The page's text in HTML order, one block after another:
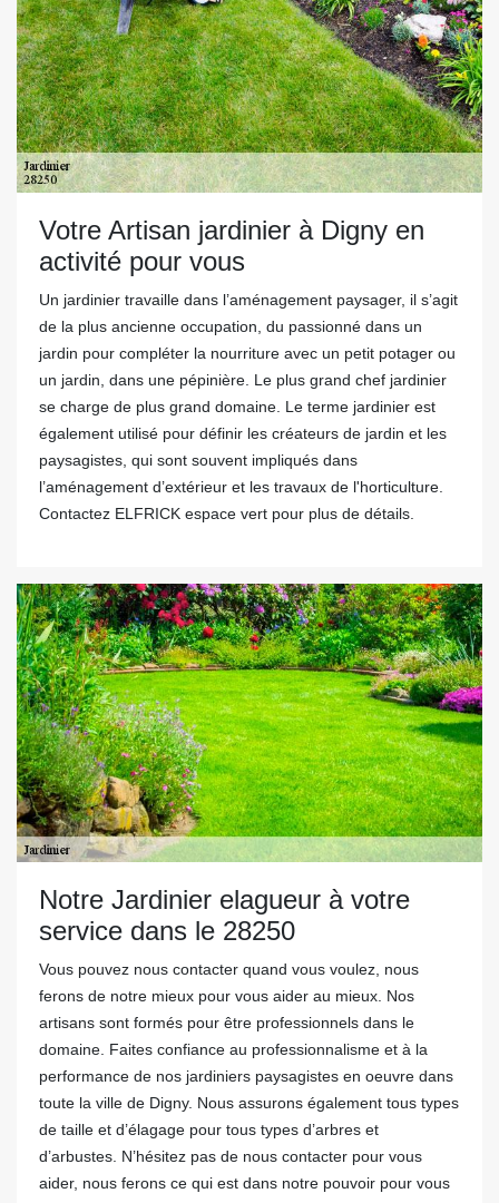
Votre Artisan jardinier à Digny en
activité pour vous
Un jardinier travaille dans l’aménagement paysager, il s’agit
de la plus ancienne occupation, du passionné dans un
jardin pour compléter la nourriture avec un petit potager ou
un jardin, dans une pépinière. Le plus grand chef jardinier
se charge de plus grand domaine. Le terme jardinier est
également utilisé pour définir les créateurs de jardin et les
paysagistes, qui sont souvent impliqués dans
l’aménagement d’extérieur et les travaux de l'horticulture.
Contactez ELFRICK espace vert pour plus de détails.
Notre Jardinier elagueur à votre
service dans le 28250
Vous pouvez nous contacter quand vous voulez, nous
ferons de notre mieux pour vous aider au mieux. Nos
artisans sont formés pour être professionnels dans le
domaine. Faites confiance au professionnalisme et à la
performance de nos jardiniers paysagistes en oeuvre dans
toute la ville de Digny. Nous assurons également tous types
de taille et d’élagage pour tous types d’arbres et
d’arbustes. N’hésitez pas de nous contacter pour vous
aider, nous ferons ce qui est dans notre pouvoir pour vous